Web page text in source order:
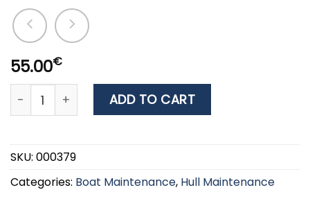
55.00€
3M Marine Perfect-it GelCoat Light Compound &
ADD TO CART
SKU: 000379
Categories: Boat Maintenance, Hull Maintenance